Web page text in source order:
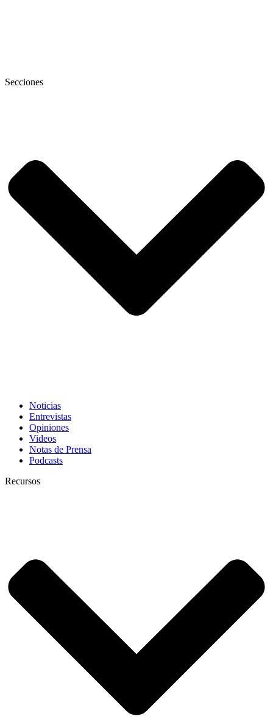
Secciones
Noticias
Entrevistas
Opiniones
Videos
Notas de Prensa
Podcasts
Recursos